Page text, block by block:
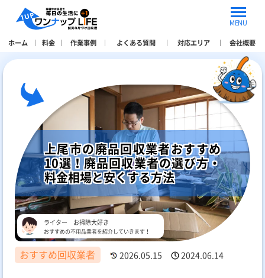
MENU
ホーム
料金 作業事例 よくある質問 対応エリア 会社概要
上尾市の廃品回収業者おすすめ
10選！廃品回収業者の選び方・
料金相場と安くする方法
ライター お掃除大好き
おすすめの不用品業者を紹介していきます！
おすすめ回収業者 2026.05.15 2024.06.14